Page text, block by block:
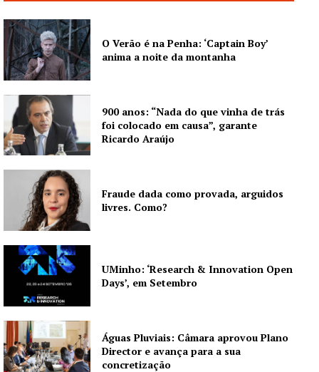
O Verão é na Penha: ‘Captain Boy’
anima a noite da montanha
900 anos: “Nada do que vinha de trás
foi colocado em causa”, garante
Ricardo Araújo
Fraude dada como provada, arguidos
livres. Como?
UMinho: ‘Research & Innovation Open
Days’, em Setembro
Águas Pluviais: Câmara aprovou Plano
Director e avança para a sua
concretização